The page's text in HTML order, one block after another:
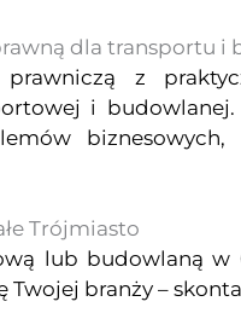
dla transportu i
z
i
Trójmiasto
lub budowlaną w
branży –